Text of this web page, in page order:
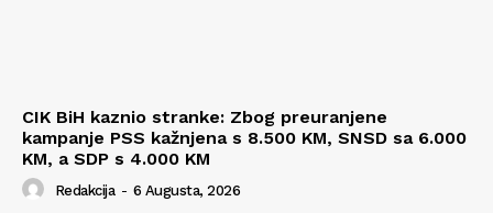
CIK BiH kaznio stranke: Zbog preuranjene
kampanje PSS kažnjena s 8.500 KM, SNSD sa 6.000
KM, a SDP s 4.000 KM
Redakcija - 6 Augusta, 2026